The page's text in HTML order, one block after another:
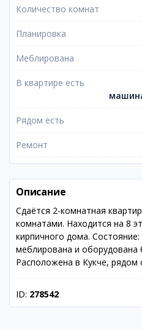
Количество комнат
Планировка
Меблирована
В квартире есть
Рядом есть
Ремонт
Описание
Сдаётся 2-комнатная
комнатами. Находится на 8
кирпичного дома.
меблирована и оборудована
Расположена в Кукче, рядом
ID: 278542